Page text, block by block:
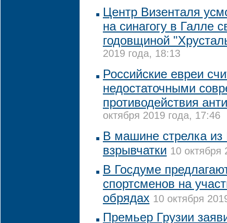
Центр Визенталя
на синагогу в Галле
годовщиной
2019 года, 18:13
Российские евреи
недостаточными
противодействия
октября 2019 года, 17:46
В машине стрелка из
взрывчатки 10 октября
В Госдуме
спортсменов на
обрядах 10 октября
Премьер Грузии